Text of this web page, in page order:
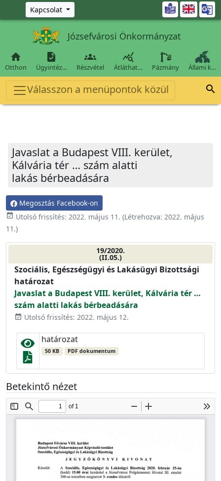
Ugrás a fő tartalomra
Kapcsolat 
Józsefvárosi Önkormányzat

Otthon

Ügyintéz…

Részvétel

Átláthat… Pázmány Állami k…
Válasszon a menüpontok közül 
Javaslat a Budapest VIII. kerület,
Kálvária tér … szám alatti
lakás bérbeadására
Megosztás Facebook-on
event_available Utolsó frissítés: 2022. május 11. (Létrehozva: 2022. május
11.)
19/2020.
(II.05.)
Szociális, Egészségügyi és Lakásügyi Bizottsági
határozat
Javaslat a Budapest VIII. kerület, Kálvária tér …
szám alatti lakás bérbeadására
event_available Utolsó frissítés: 2022. május 12.
határozat
50 KB PDF dokumentum
Betekintő nézet